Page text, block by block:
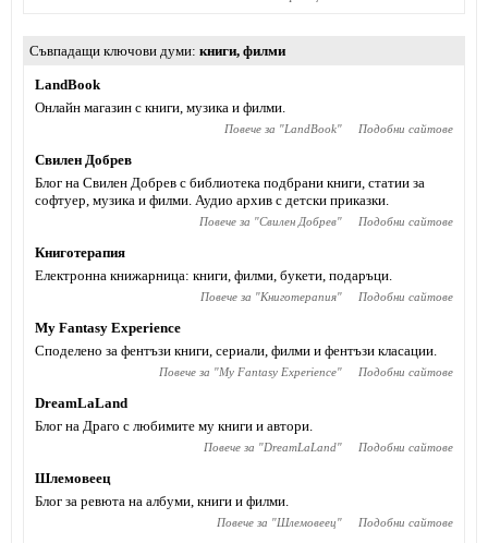
Съвпадащи ключови думи книги, филми
LandBook
Онлайн магазин с книги, музика и филми.
Повече за "LandBook" Подобни сайтове
Свилен Добрев
Блог на Свилен Добрев с библиотека подбрани книги, статии за
софтуер, музика и филми. Аудио архив с детски приказки.
Повече за "Свилен Добрев" Подобни сайтове
Книготерапия
Електронна книжарница: книги, филми, букети, подаръци.
Повече за "Книготерапия" Подобни сайтове
My Fantasy Experience
Споделено за фентъзи книги, сериали, филми и фентъзи класации.
Повече за "My Fantasy Experience" Подобни сайтове
DreamLaLand
Блог на Драго с любимите му книги и автори.
Повече за "DreamLaLand" Подобни сайтове
Шлемовеец
Блог за ревюта на албуми, книги и филми.
Повече за "Шлемовеец" Подобни сайтове